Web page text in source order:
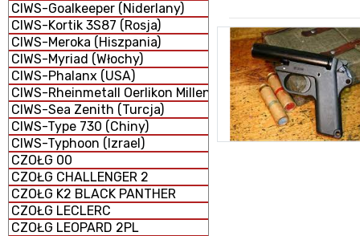
CIWS-Goalkeeper (Niderlany)
CIWS-Kortik 3S87 (Rosja)
CIWS-Meroka (Hiszpania)
CIWS-Myriad (Włochy)
CIWS-Phalanx (USA)
CIWS-Rheinmetall Oerlikon Millennium GDM-008
CIWS-Sea Zenith (Turcja)
CIWS-Type 730 (Chiny)
CIWS-Typhoon (Izrael)
CZOŁG 00
CZOŁG CHALLENGER 2
CZOŁG K2 BLACK PANTHER
CZOŁG LECLERC
CZOŁG LEOPARD 2PL